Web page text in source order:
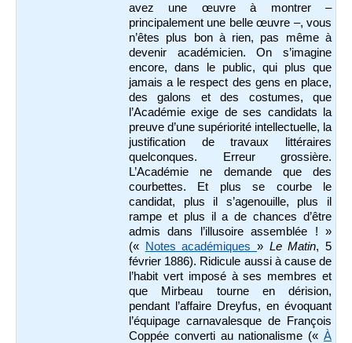
avez une œuvre à montrer –
principalement une belle œuvre –, vous
n’êtes plus bon à rien, pas même à
devenir académicien. On s’imagine
encore, dans le public, qui plus que
jamais a le respect des gens en place,
des galons et des costumes, que
l’Académie exige de ses candidats la
preuve d’une supériorité intellectuelle, la
justification de travaux littéraires
quelconques. Erreur grossière.
L’Académie ne demande que des
courbettes. Et plus se courbe le
candidat, plus il s’agenouille, plus il
rampe et plus il a de chances d’être
admis dans l’illusoire assemblée ! »
(«
Notes académiques» Le Matin, 5
février 1886). Ridicule aussi à cause de
l’habit vert imposé à ses membres et
que Mirbeau tourne en dérision,
pendant l’affaire Dreyfus, en évoquant
l’équipage carnavalesque de François
Coppée converti au nationalisme (« À